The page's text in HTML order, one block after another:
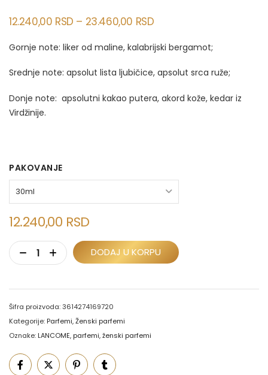
12.240,00 RSD – 23.460,00 RSD
Gornje note: liker od maline, kalabrijski bergamot;
Srednje note: apsolut lista ljubičice, apsolut srca ruže;
Donje note: apsolutni kakao putera, akord kože, kedar iz
Virdžinije.
PAKOVANJE
12.240,00 RSD
DODAJ U KORPU
Šifra proizvoda:3614274169720
Kategorije: Parfemi,Ženski parfemi
Oznake: LANCOME, parfemi,ženski parfemi